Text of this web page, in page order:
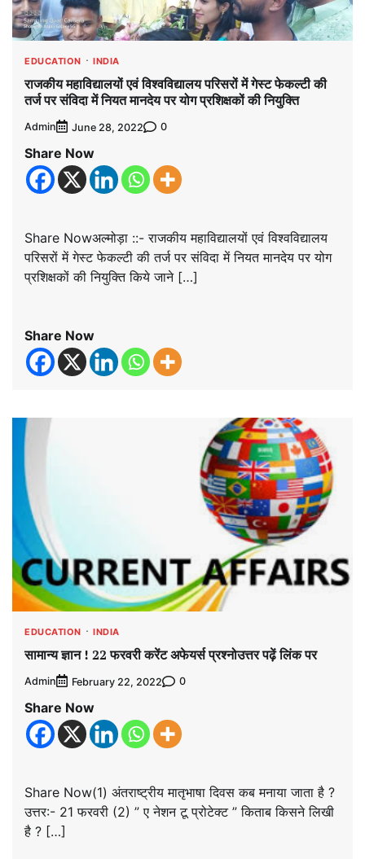
EDUCATION INDIA
राजकीय महाविद्यालयों एवं विश्वविद्यालय परिसरों में गेस्ट फेकल्टी की
तर्ज पर संविदा में नियत मानदेय पर योग प्रशिक्षकों की नियुक्ति
Admin June 28, 2022 0
Share Now
Share Nowअल्मोड़ा ::- राजकीय महाविद्यालयों एवं विश्वविद्यालय
परिसरों में गेस्ट फेकल्टी की तर्ज पर संविदा में नियत मानदेय पर योग
प्रशिक्षकों की नियुक्ति किये जाने […]
Share Now
EDUCATION INDIA
सामान्य ज्ञान ! 22 फरवरी करेंट अफेयर्स प्रश्नोउत्तर पढ़ें लिंक पर
Admin February 22, 2022 0
Share Now
Share Now(1) अंतराष्ट्रीय मातृभाषा दिवस कब मनाया जाता है ?
उत्तर:- 21 फरवरी (2) ” ए नेशन टू प्रोटेक्ट ” किताब किसने लिखी
है ? […]